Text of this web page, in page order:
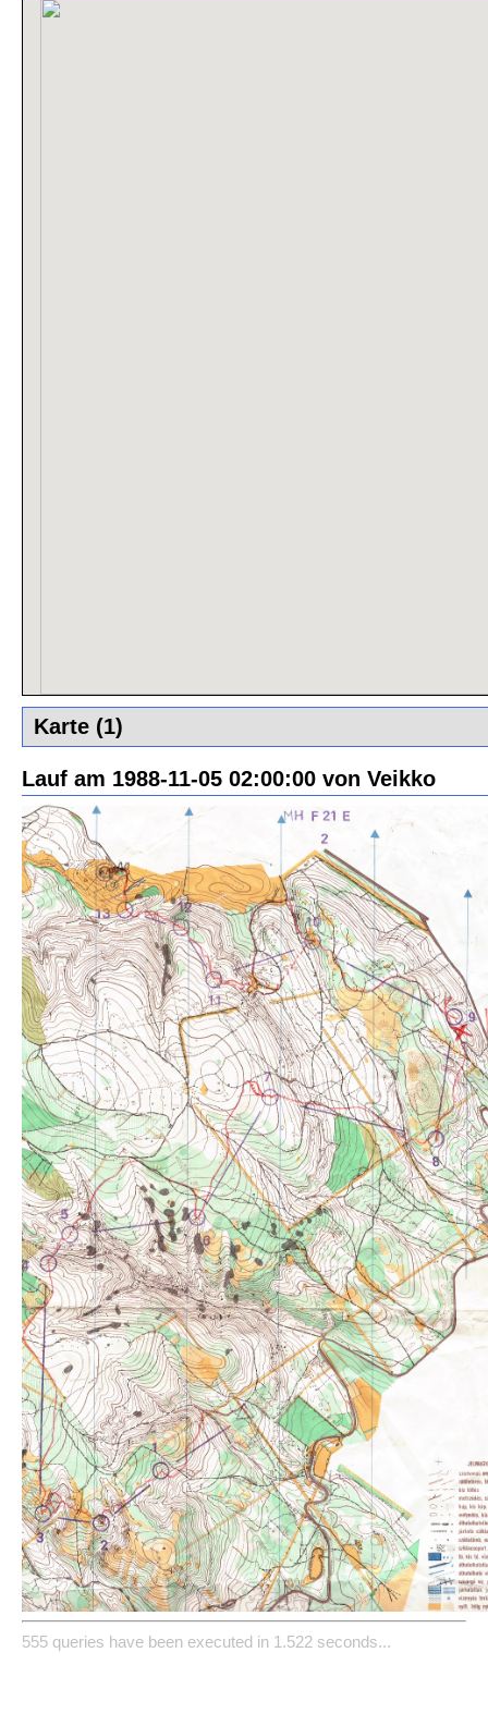
Karte (1)
Lauf am 1988-11-05 02:00:00 von Veikko
555 queries have been executed in 1.522 seconds...